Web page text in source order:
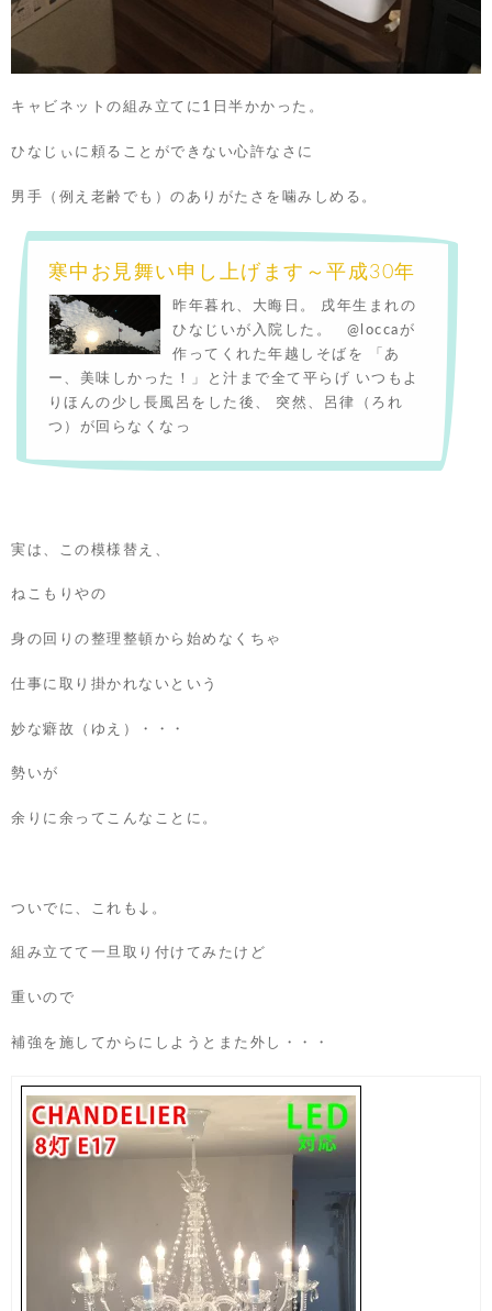
キャビネットの組み立てに1日半かかった。
ひなじぃに頼ることができない心許なさに
男手（例え老齢でも）のありがたさを噛みしめる。
寒中お見舞い申し上げます～平成30年
昨年暮れ、大晦日。 戌年生まれの
ひなじいが入院した。 @loccaが
作ってくれた年越しそばを 「あ
ー、美味しかった！」と汁まで全て平らげ いつもよ
りほんの少し長風呂をした後、 突然、呂律（ろれ
つ）が回らなくなっ
実は、この模様替え、
ねこもりやの
身の回りの整理整頓から始めなくちゃ
仕事に取り掛かれないという
妙な癖故（ゆえ）・・・
勢いが
余りに余ってこんなことに。
ついでに、これも↓。
組み立てて一旦取り付けてみたけど
重いので
補強を施してからにしようとまた外し・・・